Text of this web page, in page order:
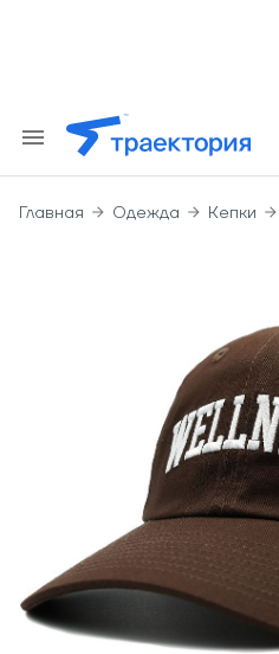
Главная Одежда Кепки